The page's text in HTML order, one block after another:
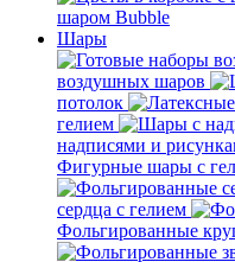
шаром Bubble
Шары
воздушных шаров
потолок
гелием
надписями и
Фигурные шары с
сердца с гелием
Фольгированные